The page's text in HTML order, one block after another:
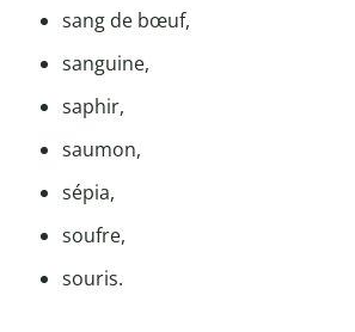
sang de bœuf,
sanguine,
saphir,
saumon,
sépia,
soufre,
souris.